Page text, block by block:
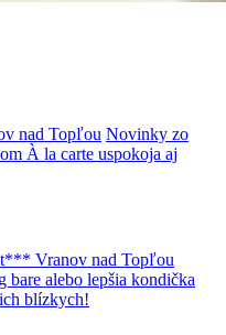
Novinky zo
À la carte uspokoja aj
bare alebo lepšia kondička
blízkych!